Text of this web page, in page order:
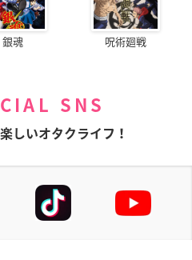
銀魂 呪術廻戦
SNS
しいオタクライフ！